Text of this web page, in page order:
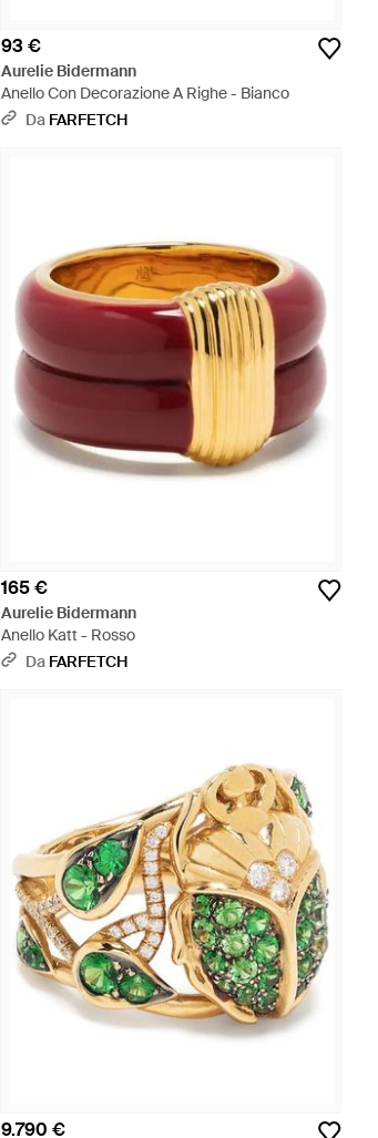
93 €
Aurelie Bidermann
Anello Con Decorazione A Righe - Bianco
Da FARFETCH
165 €
Aurelie Bidermann
Anello Katt - Rosso
Da FARFETCH
9.790 €